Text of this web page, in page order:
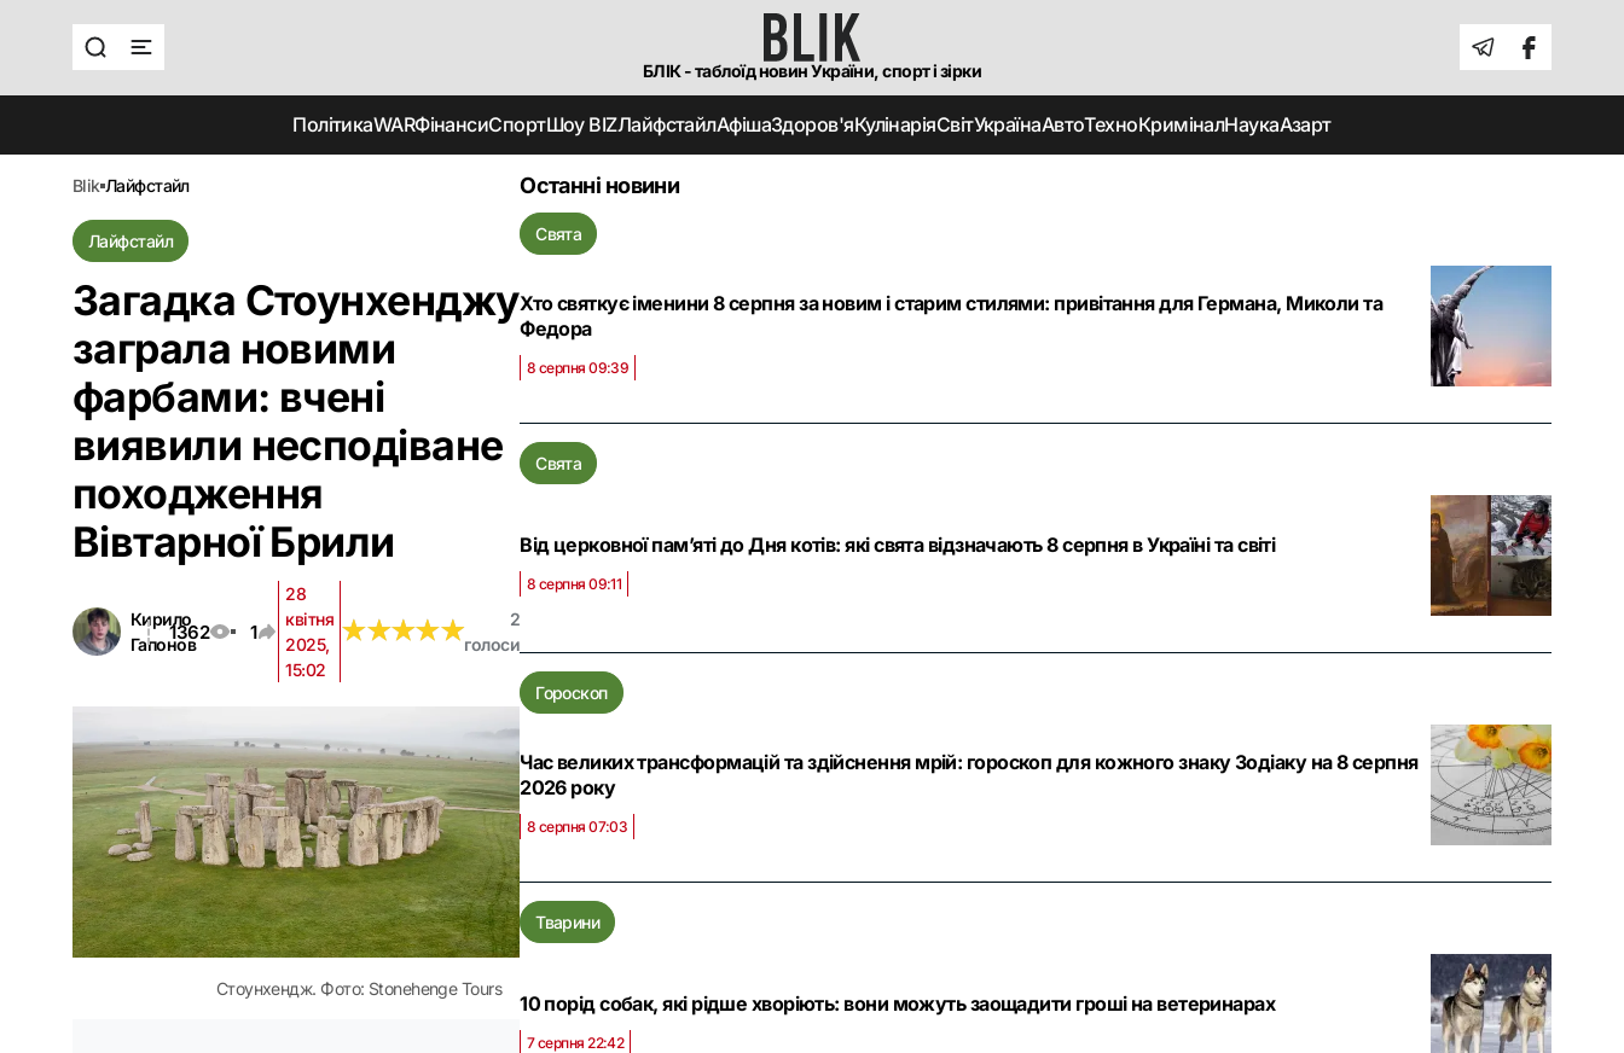
БЛІК - таблоїд новин України, спорт і зірки
ПолітикаWARФінансиСпортШоу BIZЛайфстайлАфішаЗдоров'яКулінаріяСвітУкраїнаАвтоТехноКриміналНаукаАзарт
blik лайфстайл
Лайфстайл
Загадка Стоунхенджу
заграла новими
фарбами: вчені
виявили несподіване
походження
Вівтарної Брили
Кирило
Гапонов
1362 1
28
квітня
2025,
15:02
★★★★★
★★★★★
2
голоси
Стоунхендж. Фото: Stonehenge Tours
Останні новини
Свята
Хто святкує іменини 8 серпня за новим і старим стилями: привітання для Германа, Миколи та
Федора
8 серпня 09:39
Свята
Від церковної памʼяті до Дня котів: які свята відзначають 8 серпня в Україні та світі
8 серпня 09:11
Гороскоп
Час великих трансформацій та здійснення мрій: гороскоп для кожного знаку Зодіаку на 8 серпня
2026 року
8 серпня 07:03
Тварини
10 порід собак, які рідше хворіють: вони можуть заощадити гроші на ветеринарах
7 серпня 22:42